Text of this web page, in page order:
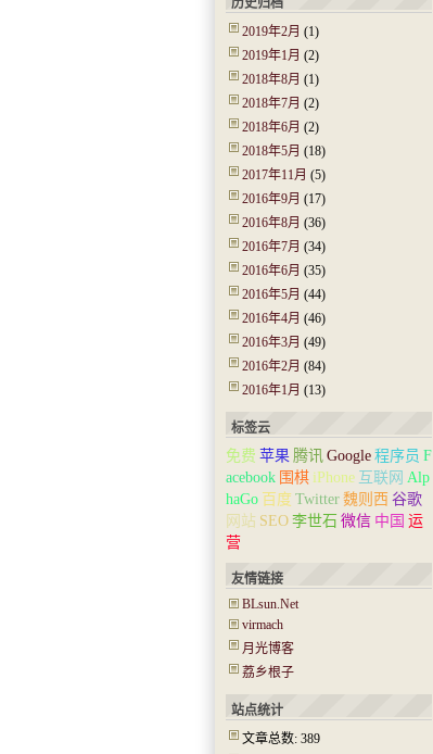
历史归档
2019年2月 (1)
2019年1月 (2)
2018年8月 (1)
2018年7月 (2)
2018年6月 (2)
2018年5月 (18)
2017年11月 (5)
2016年9月 (17)
2016年8月 (36)
2016年7月 (34)
2016年6月 (35)
2016年5月 (44)
2016年4月 (46)
2016年3月 (49)
2016年2月 (84)
2016年1月 (13)
标签云
免费 苹果 腾讯 Google 程序员 F
acebook 围棋 iPhone 互联网 Alp
haGo 百度 Twitter 魏则西 谷歌
网站 SEO 李世石 微信 中国 运
营
友情链接
BLsun.Net
virmach
月光博客
荔乡根子
站点统计
文章总数: 389